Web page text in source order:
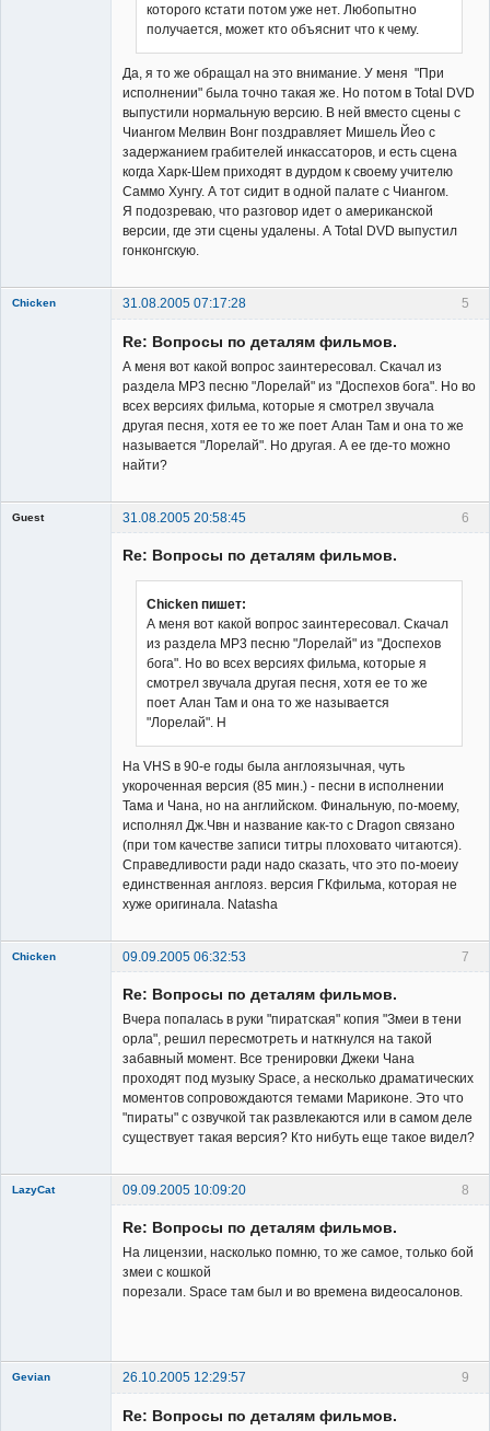
которого кстати потом уже нет. Любопытно
получается, может кто объяснит что к чему.
Да, я то же обращал на это внимание. У меня "При
исполнении" была точно такая же. Но потом в Total DVD
выпустили нормальную версию. В ней вместо сцены с
Чиангом Мелвин Вонг поздравляет Мишель Йео с
задержанием грабителей инкассаторов, и есть сцена
когда Харк-Шем приходят в дурдом к своему учителю
Саммо Хунгу. А тот сидит в одной палате с Чиангом.
Я подозреваю, что разговор идет о американской
версии, где эти сцены удалены. А Total DVD выпустил
гонконгскую.
5
Chicken
31.08.2005 07:17:28
Re: Вопросы по деталям фильмов.
А меня вот какой вопрос заинтересовал. Скачал из
раздела МР3 песню "Лорелай" из "Доспехов бога". Но во
всех версиях фильма, которые я смотрел звучала
другая песня, хотя ее то же поет Алан Там и она то же
называется "Лорелай". Но другая. А ее где-то можно
найти?
6
Guest
31.08.2005 20:58:45
Re: Вопросы по деталям фильмов.
Chicken пишет:
А меня вот какой вопрос заинтересовал. Скачал
из раздела МР3 песню "Лорелай" из "Доспехов
бога". Но во всех версиях фильма, которые я
смотрел звучала другая песня, хотя ее то же
поет Алан Там и она то же называется
"Лорелай". Н
На VHS в 90-е годы была англоязычная, чуть
укороченная версия (85 мин.) - песни в исполнении
Тама и Чана, но на английском. Финальную, по-моему,
исполнял Дж.Чвн и название как-то с Dragon связано
(при том качестве записи титры плоховато читаются).
Справедливости ради надо сказать, что это по-моеиу
единственная англояз. версия ГКфильма, которая не
хуже оригинала. Natasha
7
Chicken
09.09.2005 06:32:53
Re: Вопросы по деталям фильмов.
Вчера попалась в руки "пиратская" копия "Змеи в тени
орла", решил пересмотреть и наткнулся на такой
забавный момент. Все тренировки Джеки Чана
проходят под музыку Space, а несколько драматических
моментов сопровождаются темами Мариконе. Это что
"пираты" с озвучкой так развлекаются или в самом деле
существует такая версия? Кто нибуть еще такое видел?
8
LazyCat
09.09.2005 10:09:20
Re: Вопросы по деталям фильмов.
На лицензии, насколько помню, то же самое, только бой
змеи с кошкой
порезали. Space там был и во времена видеосалонов.
9
Gevian
26.10.2005 12:29:57
Re: Вопросы по деталям фильмов.